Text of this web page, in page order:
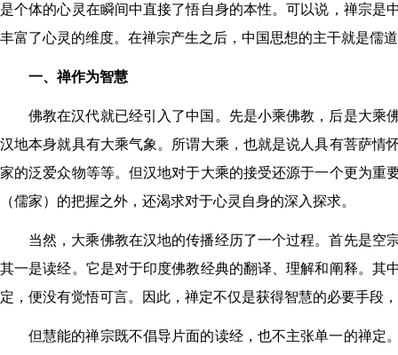
是个体的心灵在瞬间中直接了悟自身的本性。可以说，禅宗
丰富了心灵的维度。在禅宗产生之后，中国思想的主干就是儒
一、禅作为智慧
佛教在汉代就已经引入了中国。先是小乘佛教，后是大乘
汉地本身就具有大乘气象。所谓大乘，也就是说人具有菩萨
家的泛爱众物等等。但汉地对于大乘的接受还源于一个更为
（儒家）的把握之外，还渴求对于心灵自身的深入探求。
当然，大乘佛教在汉地的传播经历了一个过程。首先是空
其一是读经。它是对于印度佛教经典的翻译、理解和阐释。
定，便没有觉悟可言。因此，禅定不仅是获得智慧的必要手段
但慧能的禅宗既不倡导片面的读经，也不主张单一的禅定